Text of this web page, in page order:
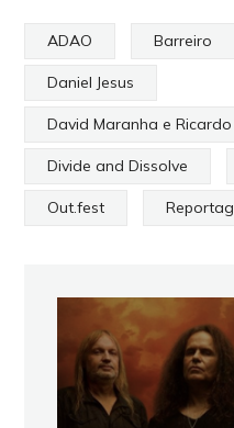
ADAO Barreiro
Daniel Jesus
David Maranha e
Divide and Dissolve
Out.fest